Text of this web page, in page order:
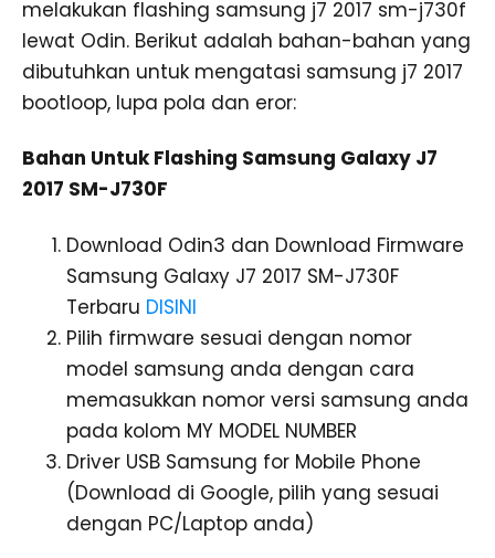
melakukan flashing samsung j7 2017 sm-j730f
lewat Odin. Berikut adalah bahan-bahan yang
dibutuhkan untuk mengatasi samsung j7 2017
bootloop, lupa pola dan eror:
Bahan Untuk Flashing Samsung Galaxy J7
2017 SM-J730F
Download Odin3 dan Download Firmware
Samsung Galaxy J7 2017 SM-J730F
Terbaru DISINI
Pilih firmware sesuai dengan nomor
model samsung anda dengan cara
memasukkan nomor versi samsung anda
pada kolom MY MODEL NUMBER
Driver USB Samsung for Mobile Phone
(Download di Google, pilih yang sesuai
dengan PC/Laptop anda)